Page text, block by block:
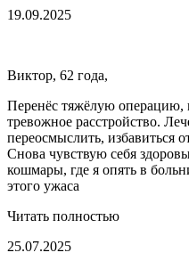
19.09.2025
Виктор, 62 года,
Перенёс тяжёлую операцию,
тревожное расстройство.
переосмыслить, избавиться
Снова чувствую себя
кошмары, где я опять в
этого ужаса
Читать полностью
25.07.2025